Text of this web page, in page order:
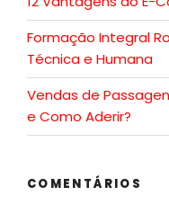
Formação Integral
Técnica e Humana
Vendas de
e Como Aderir?
COMENTÁRIOS